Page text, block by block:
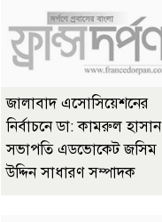
জালাবাদ এসোসিয়েশনের
নির্বাচনে ডা: কামরুল হাসান
সভাপতি এডভোকেট জসিম
উদ্দিন সাধারণ সম্পাদক